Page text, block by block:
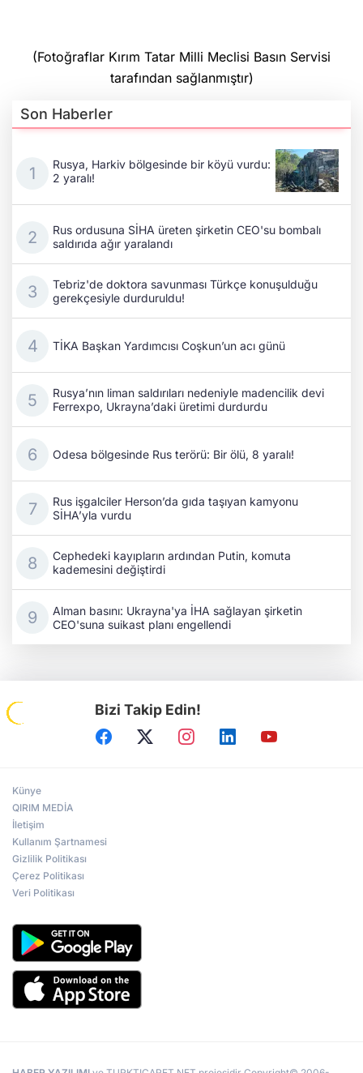
(Fotoğraflar Kırım Tatar Milli Meclisi Basın Servisi
tarafından sağlanmıştır)
Son Haberler
Rusya, Harkiv bölgesinde bir köyü vurdu:
2 yaralı!
Rus ordusuna SİHA üreten şirketin CEO'su bombalı
saldırıda ağır yaralandı
Tebriz'de doktora savunması Türkçe konuşulduğu
gerekçesiyle durduruldu!
TİKA Başkan Yardımcısı Coşkun’un acı günü
Rusya’nın liman saldırıları nedeniyle madencilik devi
Ferrexpo, Ukrayna’daki üretimi durdurdu
Odesa bölgesinde Rus terörü: Bir ölü, 8 yaralı!
Rus işgalciler Herson’da gıda taşıyan kamyonu
SİHA’yla vurdu
Cephedeki kayıpların ardından Putin, komuta
kademesini değiştirdi
Alman basını: Ukrayna'ya İHA sağlayan şirketin
CEO'suna suikast planı engellendi
Bizi Takip Edin!
Künye
QIRIM MEDİA
İletişim
Kullanım Şartnamesi
Gizlilik Politikası
Çerez Politikası
Veri Politikası